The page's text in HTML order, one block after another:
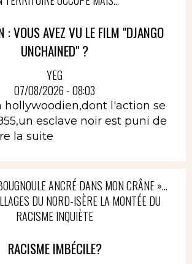
: VOUS AVEZ VU LE FILM "DJANGO
UNCHAINED" ?
YEG
07/08/2026 - 08:03
hollywoodien,dont l'action se
esclave noir est puni de
la suite
ANCRÉ DANS MON CRÂNE »…
DU NORD-ISÈRE LA MONTÉE DU
RACISME INQUIÈTE
RACISME IMBÉCILE?